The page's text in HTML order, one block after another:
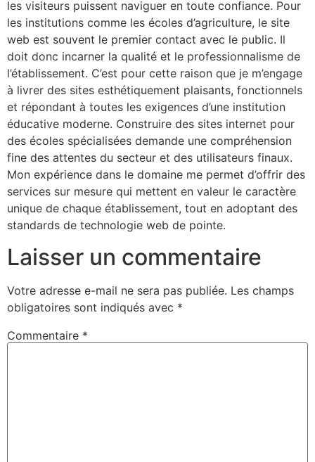
les visiteurs puissent naviguer en toute confiance. Pour
les institutions comme les écoles d’agriculture, le site
web est souvent le premier contact avec le public. Il
doit donc incarner la qualité et le professionnalisme de
l’établissement. C’est pour cette raison que je m’engage
à livrer des sites esthétiquement plaisants, fonctionnels
et répondant à toutes les exigences d’une institution
éducative moderne. Construire des sites internet pour
des écoles spécialisées demande une compréhension
fine des attentes du secteur et des utilisateurs finaux.
Mon expérience dans le domaine me permet d’offrir des
services sur mesure qui mettent en valeur le caractère
unique de chaque établissement, tout en adoptant des
standards de technologie web de pointe.
Laisser un commentaire
Votre adresse e-mail ne sera pas publiée. Les champs
obligatoires sont indiqués avec *
Commentaire *